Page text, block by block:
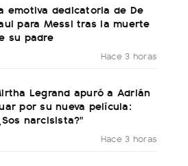
emotiva dedicatoria de De
para Messi tras la muerte
su padre
Hace 3 horas
Legrand apuró a Adrián
por su nueva película:
narcisista?"
Hace 3 horas